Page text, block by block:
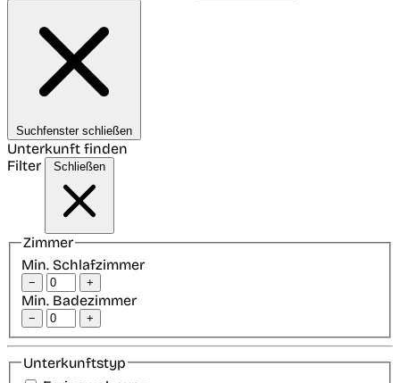
Suchfenster schließen
Unterkunft finden
Filter
Schließen
Zimmer
Min. Schlafzimmer
− +
Min. Badezimmer
− +
Unterkunftstyp